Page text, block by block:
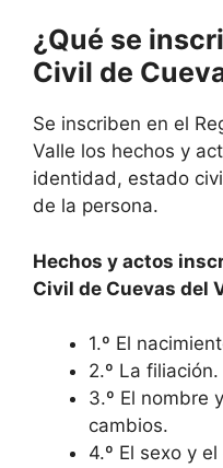
¿Qué se
Civil de
Se inscriben en el
Valle los hechos y
identidad, estado
de la persona.
Hechos y actos
Civil de Cuevas del
1.º El
2.º La filiación.
3.º El nombre
cambios.
4.º El sexo y